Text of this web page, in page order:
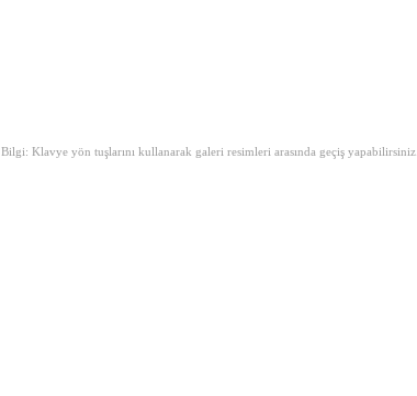
Bilgi: Klavye yön tuşlarını kullanarak galeri resimleri arasında geçiş yapabilirsiniz.